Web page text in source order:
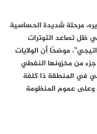
مرحلة شديدة الحساسية
ظل تصاعد التوترات
موضحًا أن الولايات
جزء من مخزونها النفطي
في المنطقة ذا كلفة
وعلى عموم المنظومة